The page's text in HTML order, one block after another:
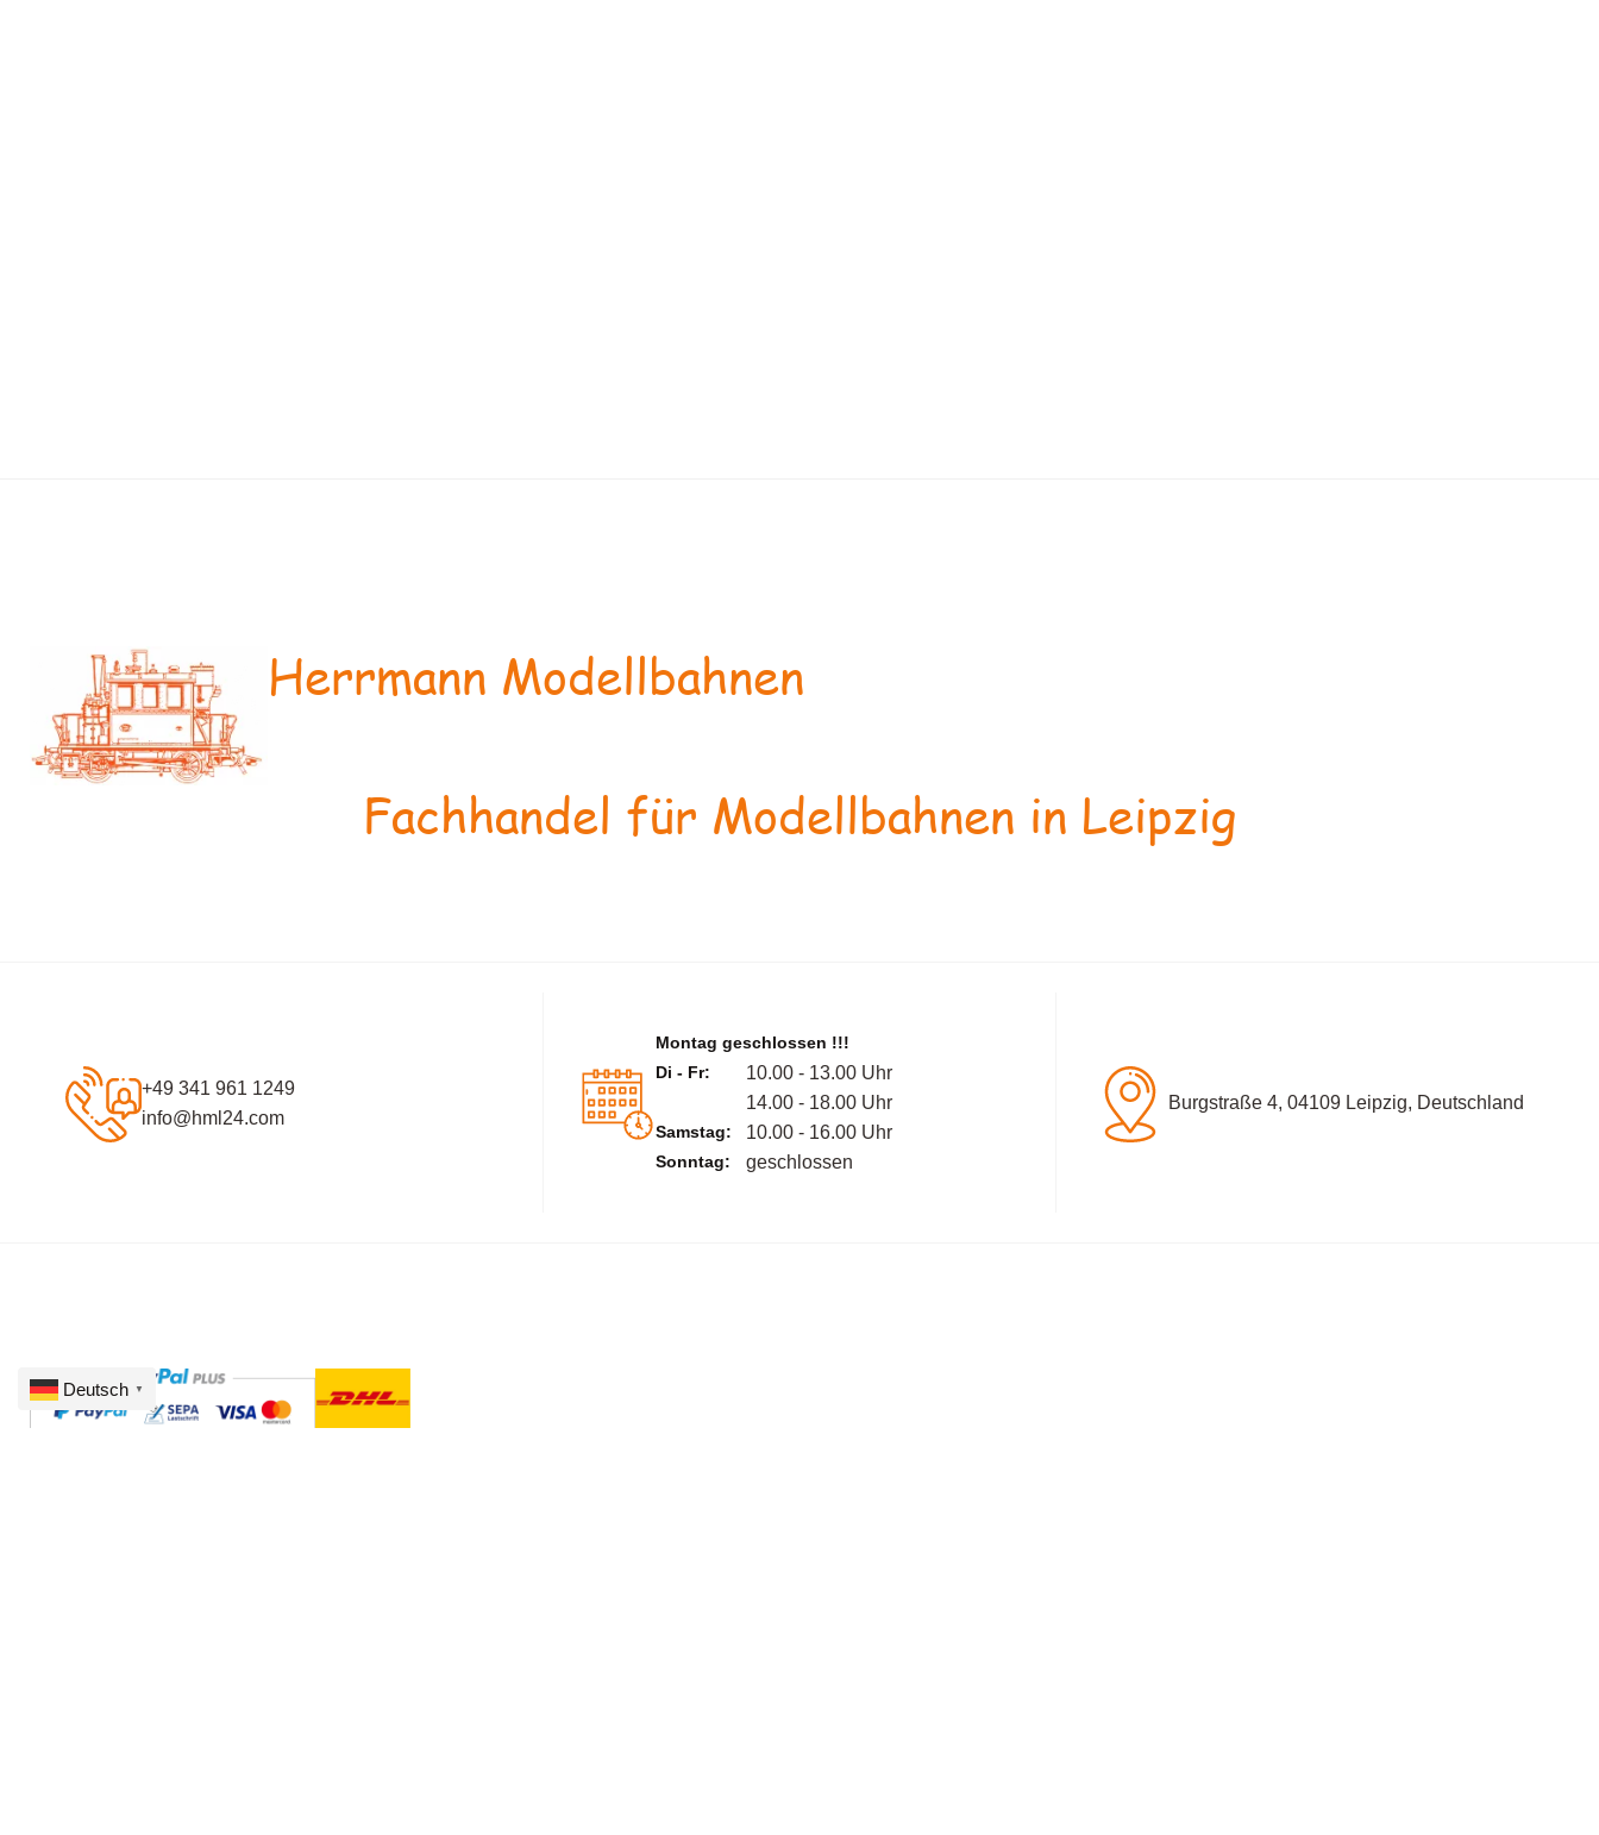
Herrmann Modellbahnen
Fachhandel für Modellbahnen in Leipzig
+49 341 961 1249
info@hml24.com
Montag geschlossen !!!
Di - Fr:
10.00 - 13.00 Uhr
14.00 - 18.00 Uhr
Samstag: 10.00 - 16.00 Uhr
Sonntag: geschlossen
Burgstraße 4, 04109 Leipzig, Deutschland
Deutsch ▼